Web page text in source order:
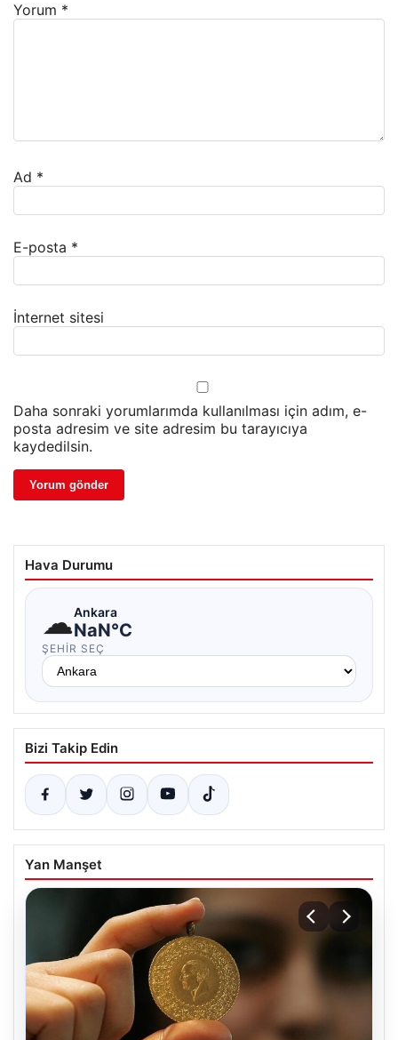
Yorum *
Ad *
E-posta *
İnternet sitesi
Daha sonraki yorumlarımda kullanılması için adım, e-
posta adresim ve site adresim bu tarayıcıya
kaydedilsin.
Hava Durumu
☁Ankara
NaN°C
ŞEHIR SEÇ
Bizi Takip Edin
Yan Manşet